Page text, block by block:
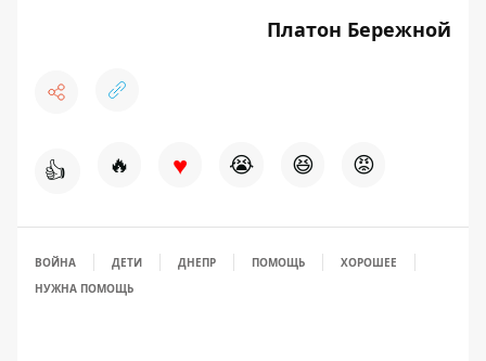
Платон Бережной
👍 🔥 ♥ 😭 😆 😡
ВОЙНА ДЕТИ ДНЕПР ПОМОЩЬ
ХОРОШЕЕ
НУЖНА ПОМОЩЬ